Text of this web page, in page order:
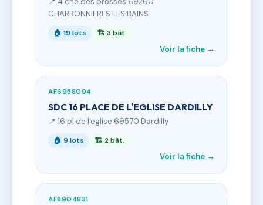
CHARBONNIERES LES BAINS
🏠 19 lots 🏗 3 bât.
Voir la fiche →
AF6958094
SDC 16 PLACE DE L'EGLISE DARDILLY
📍 16 pl de l'eglise 69570 Dardilly
🏠 9 lots 🏗 2 bât.
Voir la fiche →
AF8904831